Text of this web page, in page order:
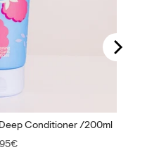
Conditioner /200ml